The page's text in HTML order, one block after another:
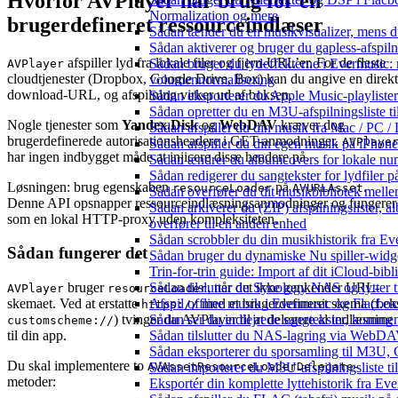
Normalization og mere
Sådan tænder du en musikvisualizer, mens
Sådan aktiverer og bruger du gapless-
Sådan bruger du lydeffekterne i
volumennormalisering
Sådan eksporterer du Apple Music-
Sådan opretter du en M3U-
Sådan afspiller du din musik fra Mac / PC
Sådan afspiller du din egen musik på
Sådan ændrer du albumcovers for lokale
Sådan redigerer du sangtekster for lydfiler
Sådan overfører du dit musikbibliotek
Sådan arkiverer du (ZIP) afspilningslister,
overfører til en anden enhed
Sådan scrobbler du din musikhistorik fra
Sådan bruger du dynamiske Nu spiller-
Trin-for-trin guide: Import af dit iCloud-
Sådan tilslutter du Synology NAS og lytter
Afspil offline musik i Evermusic og
Sådan ser du indlejrede sangtekster,
Sådan tilslutter du NAS-lagring via
Sådan eksporterer du sporsamling til
Sådan importerer du M3U-afspilningsliste
Eksportér din komplette lyttehistorik fra
brugerdefineret ressourceindlæser
AVPlayer afspiller lyd fra lokale filer og fjern-URL’er. For de fleste
cloudtjenester (Dropbox, Google Drive, Box) kan du angive en
download-URL, og afspilning virker ud af boksen.
Nogle tjenester som Yandex.DiskogWebDAVkræver dog
brugerdefinerede autorisationsheadere i GET-anmodninger. AVPlayer
har ingen indbygget måde at injicere disse headere på.
Løsningen: brug egenskabenresourceLoaderpåAVURLAsset.
Denne API opsnapper ressourceindlæsningsanmodninger og fungerer
som en lokal HTTP-proxy uden kompleksiteten.
Sådan fungerer det
AVPlayer bruger resourceLoader, når det ikke genkender URL-
skemaet. Ved at erstatte https://med et brugerdefineret skema
customscheme://) tvinger du AVPlayer til at delegere al indlæsning
til din app.
Du skal implementere to AVAssetResourceLoaderDelegate-
metoder: